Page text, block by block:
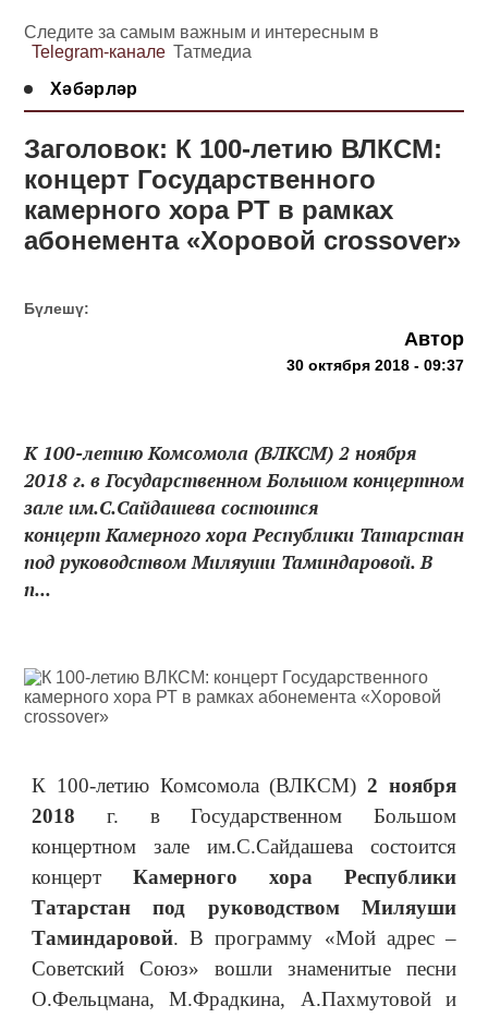
Следите за самым важным и интересным в
Telegram-канале Татмедиа
Хәбәрләр
Заголовок: К 100-летию ВЛКСМ:
концерт Государственного
камерного хора РТ в рамках
абонемента «Хоровой crossover»
Бүлешү:
Автор
30 октября 2018 - 09:37
К 100-летию Комсомола (ВЛКСМ) 2 ноября
2018 г. в Государственном Большом концертном
зале им.С.Сайдашева состоится
концерт Камерного хора Республики Татарстан
под руководством Миляуши Таминдаровой. В
п...
К 100-летию Комсомола (ВЛКСМ) 2 ноября
2018 г. в Государственном Большом
концертном зале им.С.Сайдашева состоится
концерт Камерного хора Республики
Татарстан под руководством Миляуши
Таминдаровой. В программу «Мой адрес –
Советский Союз» вошли знаменитые песни
О.Фельцмана, М.Фрадкина, А.Пахмутовой и